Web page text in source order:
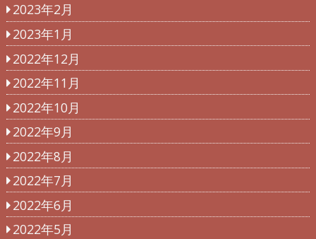
2023年2月
2023年1月
2022年12月
2022年11月
2022年10月
2022年9月
2022年8月
2022年7月
2022年6月
2022年5月